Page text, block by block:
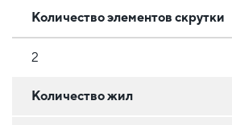
Количество элементов скрутки
2
Количество жил